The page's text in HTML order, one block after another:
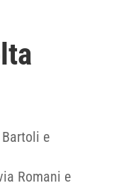
e
Romani e